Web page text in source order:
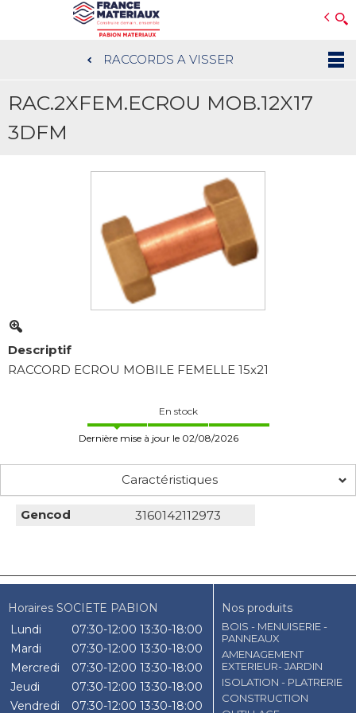
au
contenu
RACCORDS A VISSER
RAC.2XFEM.ECROU MOB.12X17
3DFM
Descriptif
RACCORD ECROU MOBILE FEMELLE 15x21
En stock
Dernière mise à jour le 02/08/2026
Caractéristiques
Gencod 3160142112973
Horaires SOCIETE PABION
Lundi
07:30-12:00 13:30-18:00
Mardi
07:30-12:00 13:30-18:00
Mercredi
07:30-12:00 13:30-18:00
Jeudi
07:30-12:00 13:30-18:00
Vendredi
07:30-12:00 13:30-18:00
Nos produits
BOIS - MENUISERIE -
PANNEAUX
AMENAGEMENT
EXTERIEUR- JARDIN
ISOLATION - PLATRERIE
CONSTRUCTION